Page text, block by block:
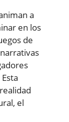
a
en los
de
el